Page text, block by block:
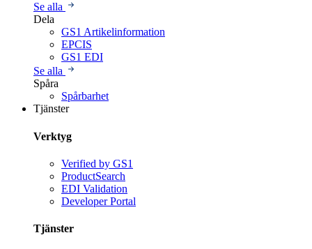
Se alla
Dela
GS1 Artikelinformation
EPCIS
GS1 EDI
Se alla
Spåra
Spårbarhet
Tjänster
Verktyg
Verified by GS1
ProductSearch
EDI Validation
Developer Portal
Tjänster